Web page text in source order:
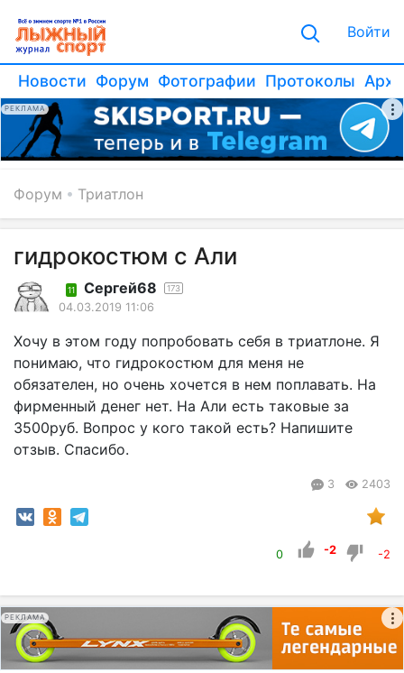
Войти
Новости Форум Фотографии Протоколы
РЕКЛАМА
Форум Триатлон
гидрокостюм с Али
11 Сергей68 173
04.03.2019 11:06
Хочу в этом году попробовать себя в триатлоне. Я
понимаю, что гидрокостюм для меня не
обязателен, но очень хочется в нем поплавать. На
фирменный денег нет. На Али есть таковые за
3500руб. Вопрос у кого такой есть? Напишите
отзыв. Спасибо.
3 2403
0 -2 -2
РЕКЛАМА